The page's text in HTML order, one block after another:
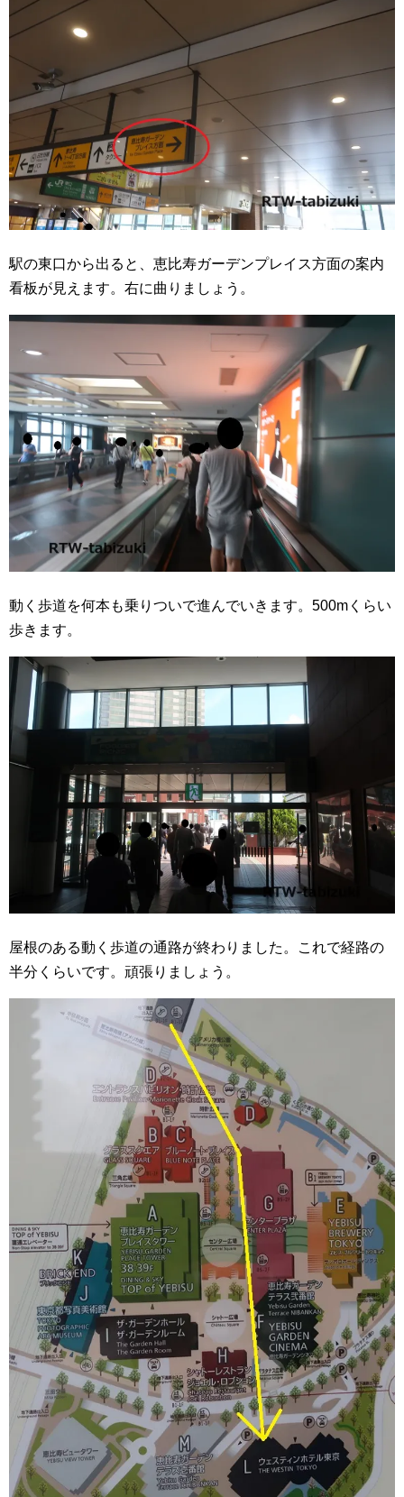
駅の東口から出ると、恵比寿ガーデンプレイス方面の案内
看板が見えます。右に曲りましょう。
動く歩道を何本も乗りついで進んでいきます。500mくらい
歩きます。
屋根のある動く歩道の通路が終わりました。これで経路の
半分くらいです。頑張りましょう。